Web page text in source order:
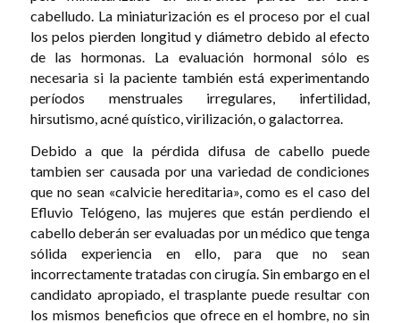
cabelludo. La miniaturización es el proceso por el cual
los pelos pierden longitud y diámetro debido al efecto
de las hormonas. La evaluación hormonal sólo es
necesaria si la paciente también está experimentando
períodos menstruales irregulares, infertilidad,
hirsutismo, acné quístico, virilización, o galactorrea.
Debido a que la pérdida difusa de cabello puede
tambien ser causada por una variedad de condiciones
que no sean «calvicie hereditaria», como es el caso del
Efluvio Telógeno, las mujeres que están perdiendo el
cabello deberán ser evaluadas por un médico que tenga
sólida experiencia en ello, para que no sean
incorrectamente tratadas con cirugía. Sin embargo en el
candidato apropiado, el trasplante puede resultar con
los mismos beneficios que ofrece en el hombre, no sin